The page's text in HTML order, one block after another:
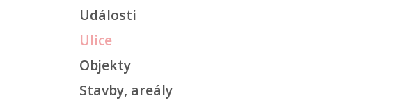
Události
Ulice
Objekty
Stavby, areály